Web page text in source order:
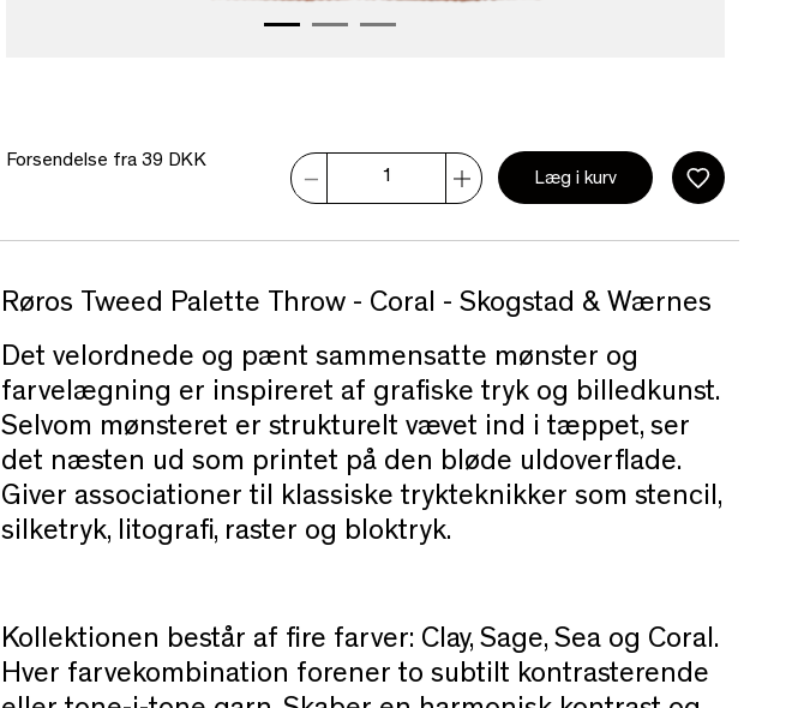
Forsendelse fra 39 DKK
Læg i kurv
Røros Tweed Palette Throw - Coral - Skogstad & Wærnes
Det velordnede og pænt sammensatte mønster og
farvelægning er inspireret af grafiske tryk og billedkunst.
Selvom mønsteret er strukturelt vævet ind i tæppet, ser
det næsten ud som printet på den bløde uldoverflade.
Giver associationer til klassiske trykteknikker som stencil,
silketryk, litografi, raster og bloktryk.
Kollektionen består af fire farver: Clay, Sage, Sea og Coral.
Hver farvekombination forener to subtilt kontrasterende